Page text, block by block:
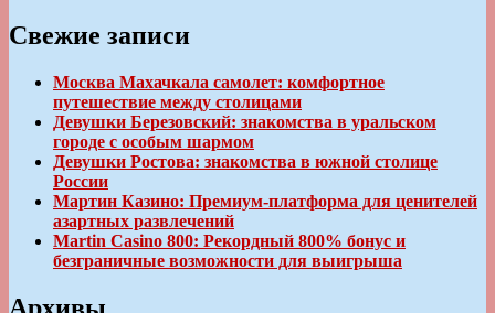
Свежие записи
Москва Махачкала самолет: комфортное
путешествие между столицами
Девушки Березовский: знакомства в уральском
городе с особым шармом
Девушки Ростова: знакомства в южной столице
России
Мартин Казино: Премиум-платформа для ценителей
азартных развлечений
Martin Casino 800: Рекордный 800% бонус и
безграничные возможности для выигрыша